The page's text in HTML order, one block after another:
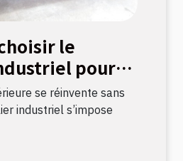
le
pour
durable ?
se réinvente sans
industriel s’impose